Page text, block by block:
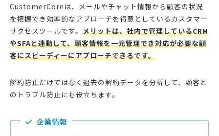
CustomerCoreは、メールやチャット情報から顧客の状況
を把握でき効率的なアプローチを得意としているカスタマー
サクセスツールです。 メリットは、社内で管理しているCRM
やSFAと連動して、顧客情報を一元管理でき対応が必要な顧
客にスピーディーにアプローチできるです。
解約防止だけではなく過去の解約データを分析して、顧客と
のトラブル防止にも役立ちます。
企業情報